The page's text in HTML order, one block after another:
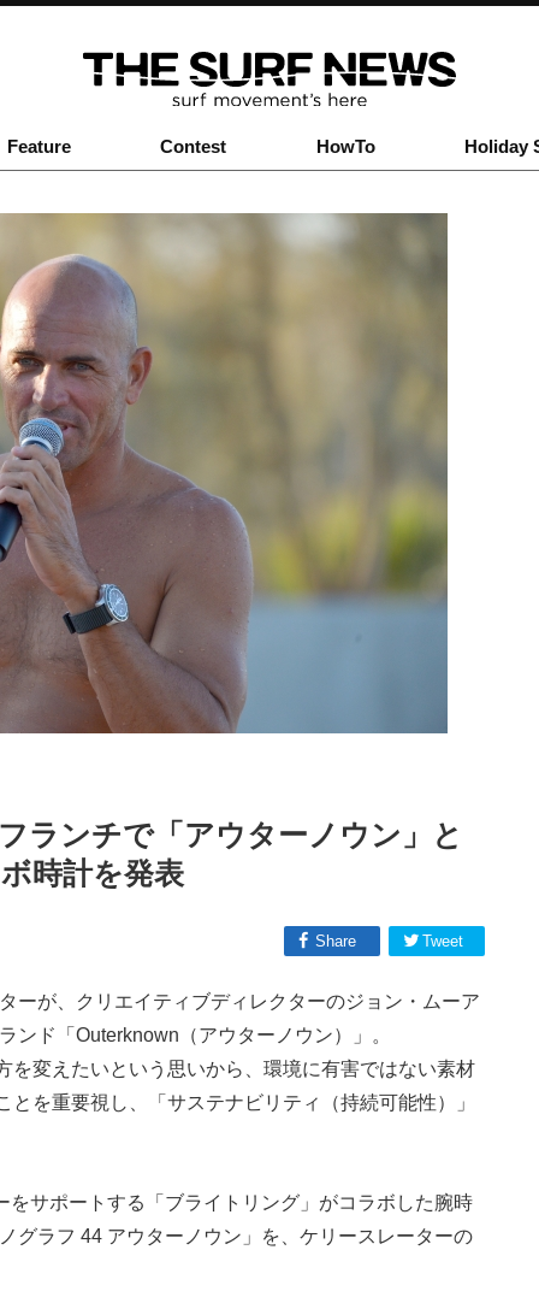
Feature Contest HowTo Holiday
ランチで「アウターノウン」と
時計を発表
Tweet
Share
ーが、クリエイティブディレクターのジョン・ムーア
ド「Outerknown（アウターノウン）」。
を変えたいという思いから、環境に有害ではない素材
を重要視し、「サステナビリティ（持続可能性）」
サポートする「ブライトリング」がコラボした腕時
グラフ 44 アウターノウン」を、ケリースレーターの